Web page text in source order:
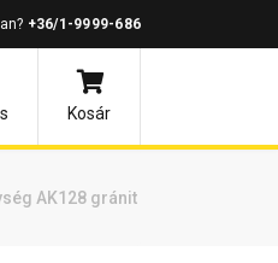
+36/1-9999-686
Kosár
AK128 gránit